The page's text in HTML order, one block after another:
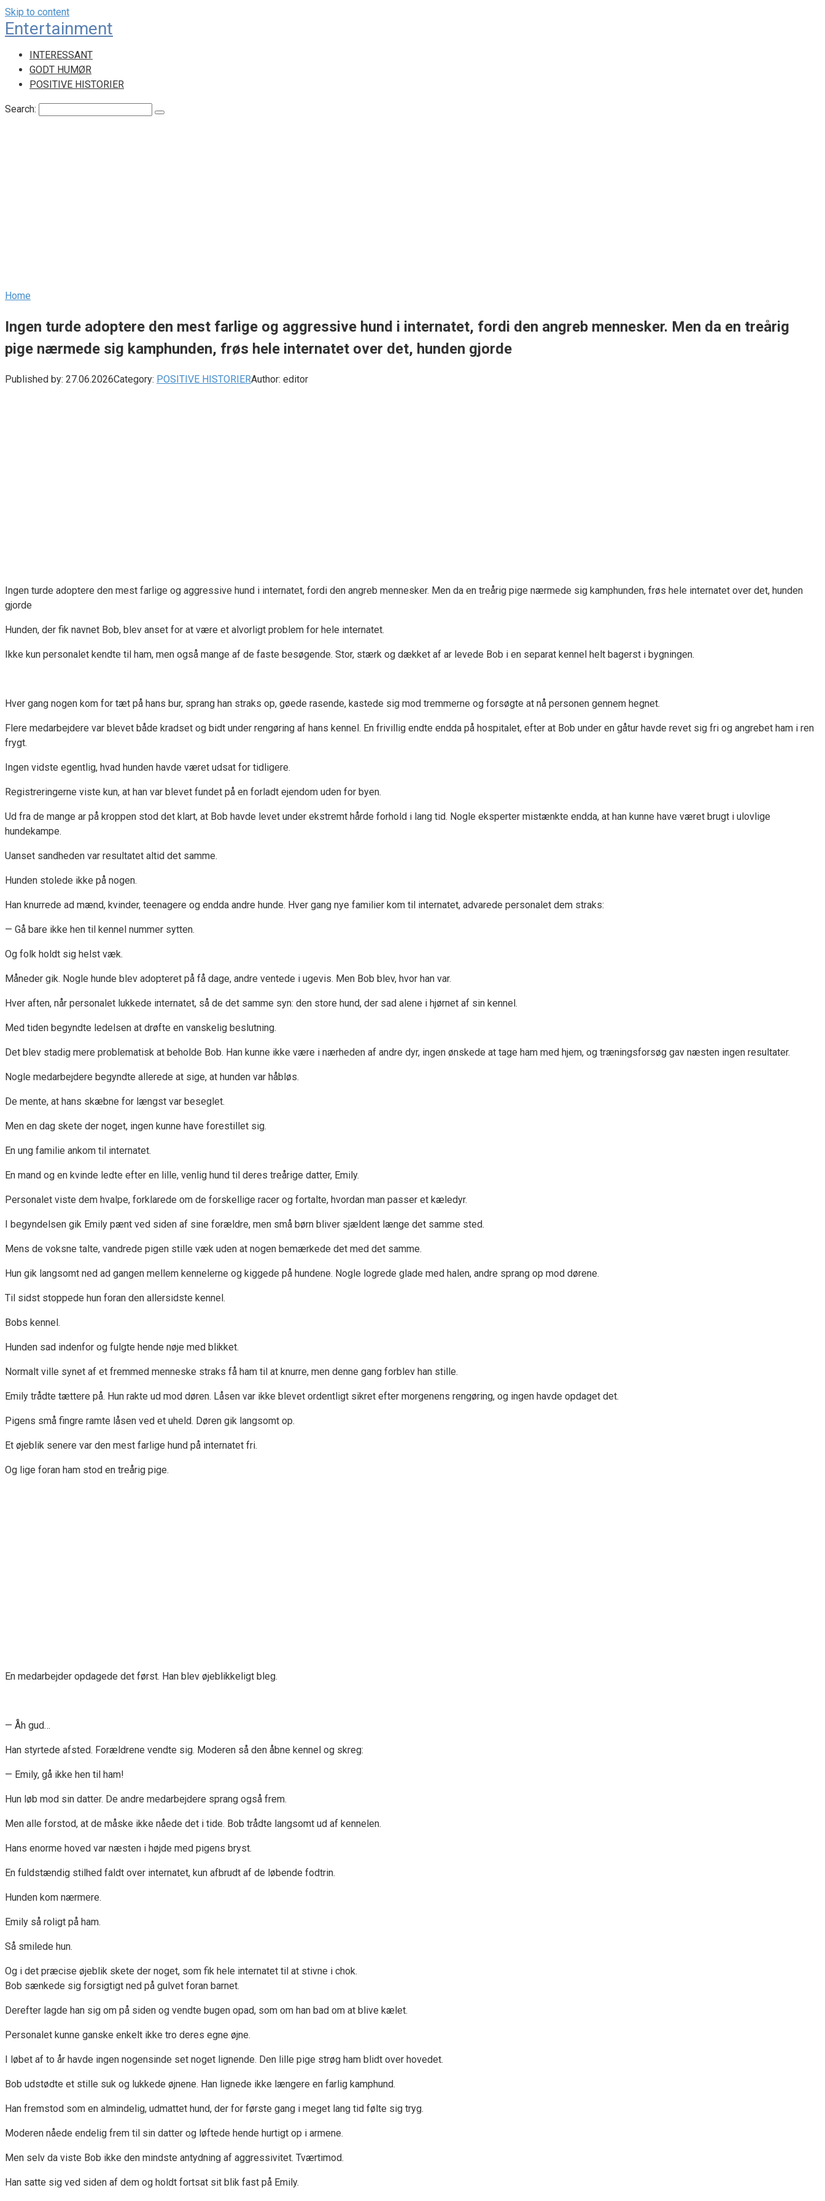
Skip to content
Entertainment
INTERESSANT
GODT HUMØR
POSITIVE HISTORIER
Search:
Home
Ingen turde adoptere den mest farlige og aggressive hund i internatet, fordi den angreb mennesker. Men da en treårig
pige nærmede sig kamphunden, frøs hele internatet over det, hunden gjorde
Published by: 27.06.2026Category: POSITIVE HISTORIERAuthor: editor
Ingen turde adoptere den mest farlige og aggressive hund i internatet, fordi den angreb mennesker. Men da en treårig pige nærmede sig kamphunden, frøs hele internatet over det, hunden
gjorde
Hunden, der fik navnet Bob, blev anset for at være et alvorligt problem for hele internatet.
Ikke kun personalet kendte til ham, men også mange af de faste besøgende. Stor, stærk og dækket af ar levede Bob i en separat kennel helt bagerst i bygningen.
Hver gang nogen kom for tæt på hans bur, sprang han straks op, gøede rasende, kastede sig mod tremmerne og forsøgte at nå personen gennem hegnet.
Flere medarbejdere var blevet både kradset og bidt under rengøring af hans kennel. En frivillig endte endda på hospitalet, efter at Bob under en gåtur havde revet sig fri og angrebet ham i ren
frygt.
Ingen vidste egentlig, hvad hunden havde været udsat for tidligere.
Registreringerne viste kun, at han var blevet fundet på en forladt ejendom uden for byen.
Ud fra de mange ar på kroppen stod det klart, at Bob havde levet under ekstremt hårde forhold i lang tid. Nogle eksperter mistænkte endda, at han kunne have været brugt i ulovlige
hundekampe.
Uanset sandheden var resultatet altid det samme.
Hunden stolede ikke på nogen.
Han knurrede ad mænd, kvinder, teenagere og endda andre hunde. Hver gang nye familier kom til internatet, advarede personalet dem straks:
— Gå bare ikke hen til kennel nummer sytten.
Og folk holdt sig helst væk.
Måneder gik. Nogle hunde blev adopteret på få dage, andre ventede i ugevis. Men Bob blev, hvor han var.
Hver aften, når personalet lukkede internatet, så de det samme syn: den store hund, der sad alene i hjørnet af sin kennel.
Med tiden begyndte ledelsen at drøfte en vanskelig beslutning.
Det blev stadig mere problematisk at beholde Bob. Han kunne ikke være i nærheden af andre dyr, ingen ønskede at tage ham med hjem, og træningsforsøg gav næsten ingen resultater.
Nogle medarbejdere begyndte allerede at sige, at hunden var håbløs.
De mente, at hans skæbne for længst var beseglet.
Men en dag skete der noget, ingen kunne have forestillet sig.
En ung familie ankom til internatet.
En mand og en kvinde ledte efter en lille, venlig hund til deres treårige datter, Emily.
Personalet viste dem hvalpe, forklarede om de forskellige racer og fortalte, hvordan man passer et kæledyr.
I begyndelsen gik Emily pænt ved siden af sine forældre, men små børn bliver sjældent længe det samme sted.
Mens de voksne talte, vandrede pigen stille væk uden at nogen bemærkede det med det samme.
Hun gik langsomt ned ad gangen mellem kennelerne og kiggede på hundene. Nogle logrede glade med halen, andre sprang op mod dørene.
Til sidst stoppede hun foran den allersidste kennel.
Bobs kennel.
Hunden sad indenfor og fulgte hende nøje med blikket.
Normalt ville synet af et fremmed menneske straks få ham til at knurre, men denne gang forblev han stille.
Emily trådte tættere på. Hun rakte ud mod døren. Låsen var ikke blevet ordentligt sikret efter morgenens rengøring, og ingen havde opdaget det.
Pigens små fingre ramte låsen ved et uheld. Døren gik langsomt op.
Et øjeblik senere var den mest farlige hund på internatet fri.
Og lige foran ham stod en treårig pige.
En medarbejder opdagede det først. Han blev øjeblikkeligt bleg.
— Åh gud…
Han styrtede afsted. Forældrene vendte sig. Moderen så den åbne kennel og skreg:
— Emily, gå ikke hen til ham!
Hun løb mod sin datter. De andre medarbejdere sprang også frem.
Men alle forstod, at de måske ikke nåede det i tide. Bob trådte langsomt ud af kennelen.
Hans enorme hoved var næsten i højde med pigens bryst.
En fuldstændig stilhed faldt over internatet, kun afbrudt af de løbende fodtrin.
Hunden kom nærmere.
Emily så roligt på ham.
Så smilede hun.
Og i det præcise øjeblik skete der noget, som fik hele internatet til at stivne i chok.
Bob sænkede sig forsigtigt ned på gulvet foran barnet.
Derefter lagde han sig om på siden og vendte bugen opad, som om han bad om at blive kælet.
Personalet kunne ganske enkelt ikke tro deres egne øjne.
I løbet af to år havde ingen nogensinde set noget lignende. Den lille pige strøg ham blidt over hovedet.
Bob udstødte et stille suk og lukkede øjnene. Han lignede ikke længere en farlig kamphund.
Han fremstod som en almindelig, udmattet hund, der for første gang i meget lang tid følte sig tryg.
Moderen nåede endelig frem til sin datter og løftede hende hurtigt op i armene.
Men selv da viste Bob ikke den mindste antydning af aggressivitet. Tværtimod.
Han satte sig ved siden af dem og holdt fortsat sit blik fast på Emily.